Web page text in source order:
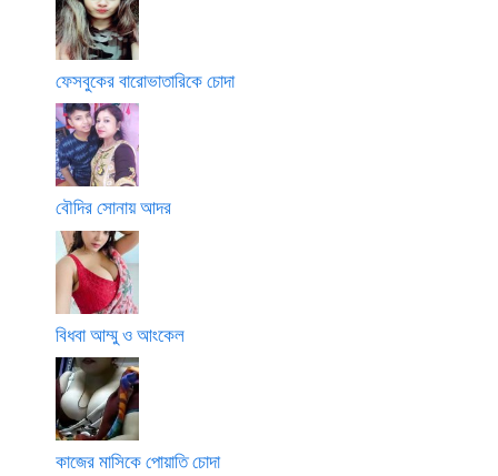
ফেসবুকের বারোভাতারিকে চোদা
বৌদির সোনায় আদর
বিধবা আম্মু ও আংকেল
কাজের মাসিকে পোয়াতি চোদা